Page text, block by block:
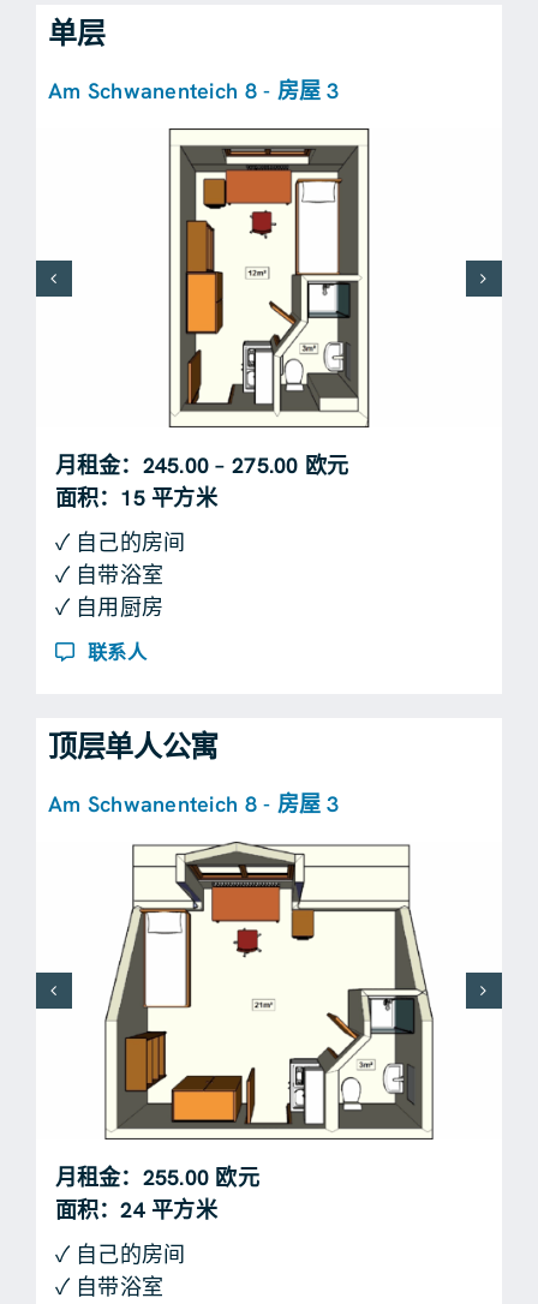
单层
Am Schwanenteich 8 - 房屋 3
月租金：245.00 – 275.00 欧元
面积：15 平方米
✓ 自己的房间
✓ 自带浴室
✓ 自用厨房
联系人
顶层单人公寓
Am Schwanenteich 8 - 房屋 3
月租金：255.00 欧元
面积：24 平方米
✓ 自己的房间
✓ 自带浴室